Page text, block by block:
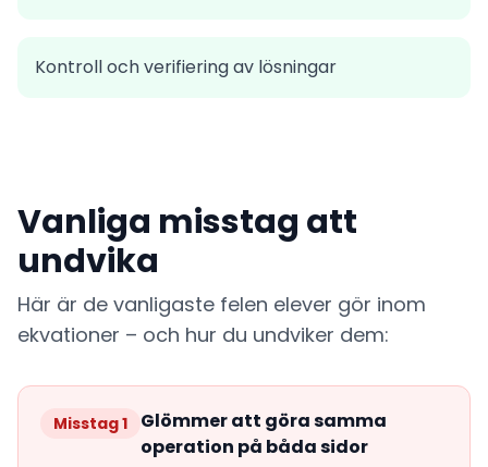
Kontroll och verifiering av lösningar
Vanliga misstag att
undvika
Här är de vanligaste felen elever gör inom
ekvationer – och hur du undviker dem:
Misstag 1
Glömmer att göra samma
operation på båda sidor